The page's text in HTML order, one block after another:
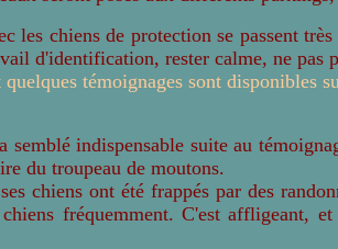
les chiens de protection se passent
d'identification, rester calme, ne pas
témoignages sont disponibles
semblé indispensable suite au
du troupeau de moutons.
chiens ont été frappés par des
fréquemment. C'est affligeant,